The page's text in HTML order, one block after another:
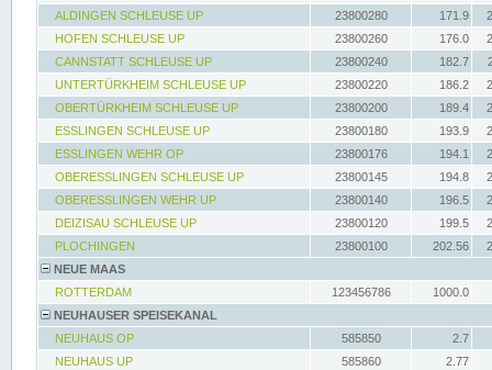
ALDINGEN SCHLEUSE UP
23800280 171.9
HOFEN SCHLEUSE UP
23800260 176.0
CANNSTATT SCHLEUSE UP
23800240 182.7
UNTERTÜRKHEIM SCHLEUSE UP
23800220 186.2
OBERTÜRKHEIM SCHLEUSE UP
23800200 189.4
ESSLINGEN SCHLEUSE UP
23800180 193.9
ESSLINGEN WEHR OP
23800176 194.1
OBERESSLINGEN SCHLEUSE UP
23800145 194.8
OBERESSLINGEN WEHR UP
23800140 196.5
DEIZISAU SCHLEUSE UP
23800120 199.5
PLOCHINGEN
23800100 202.56
NEUE MAAS
ROTTERDAM
123456786
1000.0
NEUHAUSER SPEISEKANAL
NEUHAUS OP
585850
2.7
NEUHAUS UP
585860
2.77